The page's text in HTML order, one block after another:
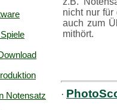
Notensatz
nicht nur für
auch zum
mithört.
·